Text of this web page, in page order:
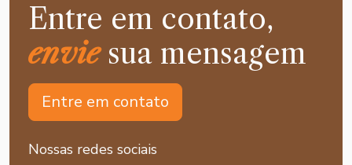
Entre em contato,
enviesua mensagem
Entre em contato
Nossas redes sociais